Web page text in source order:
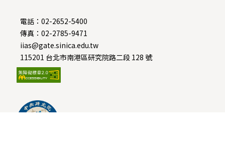
電話： 02-2652-5400
傳真：02-2785-9471
iias@gate.sinica.edu.tw
115201 台北市南港區研究院路二段 128 號